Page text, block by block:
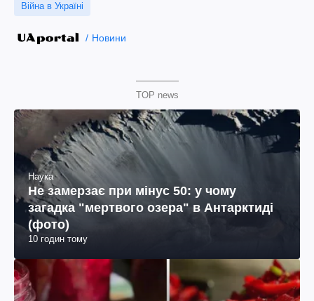
Війна в Україні
Новини
TOP news
Наука
Не замерзає при мінус 50: у чому
загадка "мертвого озера" в Антарктиді
(фото)
10 годин тому